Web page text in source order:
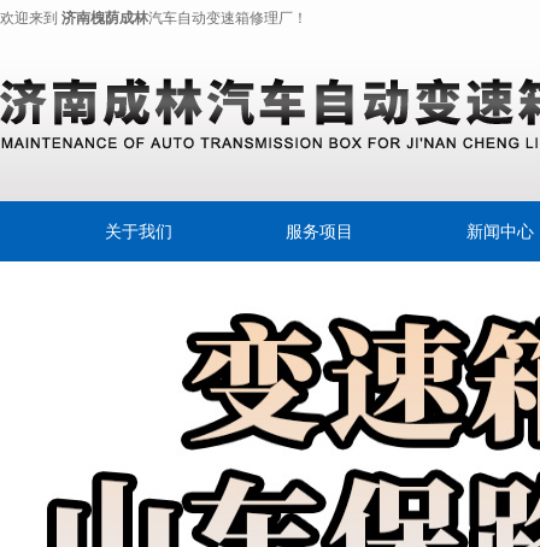
欢迎来到 济南槐荫成林汽车自动变速箱修理厂！
关于我们 服务项目
变速箱专用油
摩擦片
自动变速器
自动变速箱油
自动变速箱换油宝典
新闻中心
行业动态